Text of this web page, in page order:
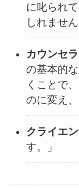
に叱られ
しれません
カウンセ
の基本的
くことで
のに変え
クライエ
す。」